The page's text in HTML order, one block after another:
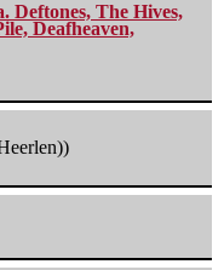
Deftones, The Hives,
Deafheaven,